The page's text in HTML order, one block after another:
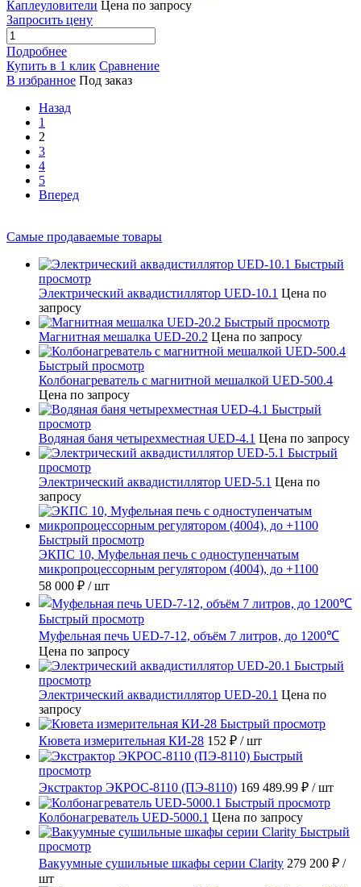
Каплеуловители Цена по запросу
Запросить цену
Подробнее
Купить в 1 клик Сравнение
В избранное Под заказ
Назад
1
2
3
4
5
Вперед
Самые продаваемые товары
Быстрый
просмотр
Электрический аквадистиллятор UED-10.1 Цена по
запросу
Быстрый просмотр
Магнитная мешалка UED-20.2 Цена по запросу
Быстрый просмотр
Колбонагреватель с магнитной мешалкой UED-500.4
Цена по запросу
Быстрый
просмотр
Водяная баня четырехместная UED-4.1 Цена по запросу
Быстрый
просмотр
Электрический аквадистиллятор UED-5.1 Цена по
запросу
Быстрый просмотр
ЭКПС 10, Муфельная печь с одноступенчатым
микропроцессорным регулятором (4004), до +1100
58 000 ₽ / шт
Быстрый просмотр
Муфельная печь UED-7-12, объём 7 литров, до 1200℃
Цена по запросу
Быстрый
просмотр
Электрический аквадистиллятор UED-20.1 Цена по
запросу
Быстрый просмотр
Кювета измерительная КИ-28 152 ₽ / шт
Быстрый
просмотр
Экстрактор ЭКРОС-8110 (ПЭ-8110) 169 489.99 ₽ / шт
Быстрый просмотр
Колбонагреватель UED-5000.1 Цена по запросу
Быстрый
просмотр
Вакуумные сушильные шкафы серии Clarity 279 200 ₽ /
шт